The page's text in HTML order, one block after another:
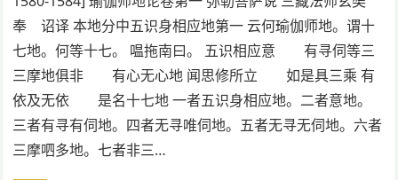
奉 诏译 本地分中五识身相应地第一 云何瑜伽师地。谓十
七地。何等十七。 嗢拖南曰。 五识相应意 有寻伺等三
三摩地俱非 有心无心地 闻思修所立 如是具三乘 有
依及无依 是名十七地 一者五识身相应地。二者意地。
三者有寻有伺地。四者无寻唯伺地。五者无寻无伺地。六者
三摩呬多地。七者非三…